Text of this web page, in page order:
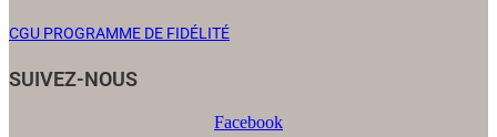
CGU PROGRAMME DE FIDÉLITÉ
SUIVEZ-NOUS
Facebook